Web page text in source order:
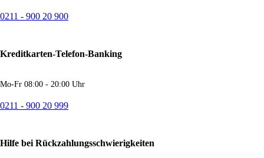
0211 - 900 20 900
Kreditkarten-Telefon-Banking
Mo-Fr 08:00 - 20:00 Uhr
0211 - 900 20 999
Hilfe bei Rückzahlungsschwierigkeiten